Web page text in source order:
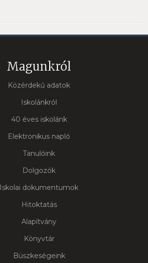
Magunkról
Közérdekű adatok
Iskolánkról
40 éves iskolánk
Elektronikus napló
Tanulóink
Dolgozók
Iskolai dokumentumok
Hitoktatás
Alapítvány
Könyvtár
Büszkeségeink